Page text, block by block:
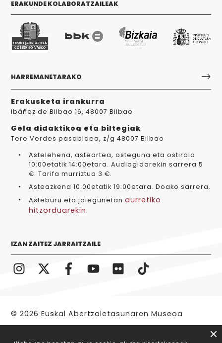
ERAKUNDE KOLABORATZAILEAK
HARREMANETARAKO
Erakusketa irankurra
Ibáñez de Bilbao 16, 48007 Bilbao
Gela didaktikoa eta biltegiak
Tere Verdes pasabidea, z/g 48007 Bilbao
Astelehena, asteartea, osteguna eta ostirala
10:00etatik 14:00etara. Audiogidarekin sarrera 5
€. Tarifa murriztua 3 €.
Asteazkena 10:00etatik 19:00etara. Doako sarrera.
Asteburu eta jaiegunetan aurretiko
hitzorduarekin.
IZAN ZAITEZ JARRAITZAILE
© 2026 Euskal Abertzaletasunaren Museoa